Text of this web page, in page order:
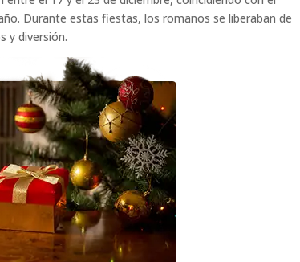
Durante estas fiestas, los romanos se liberaban de
y diversión.